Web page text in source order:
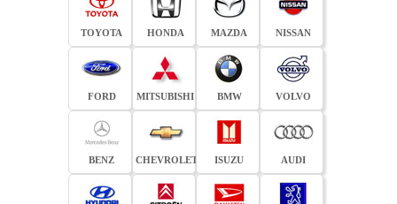
TOYOTA HONDA MAZDA NISSAN
FORD MITSUBISHI BMW VOLVO
BENZ CHEVROLET ISUZU AUDI